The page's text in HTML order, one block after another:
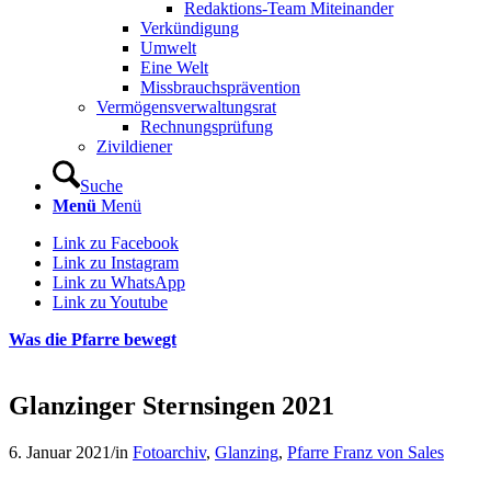
Redaktions-Team Miteinander
Verkündigung
Umwelt
Eine Welt
Missbrauchsprävention
Vermögensverwaltungsrat
Rechnungsprüfung
Zivildiener
Suche
Menü Menü
Link zu Facebook
Link zu Instagram
Link zu WhatsApp
Link zu Youtube
Was die Pfarre bewegt
Glanzinger Sternsingen 2021
6. Januar 2021/in Fotoarchiv, Glanzing, Pfarre Franz von Sales